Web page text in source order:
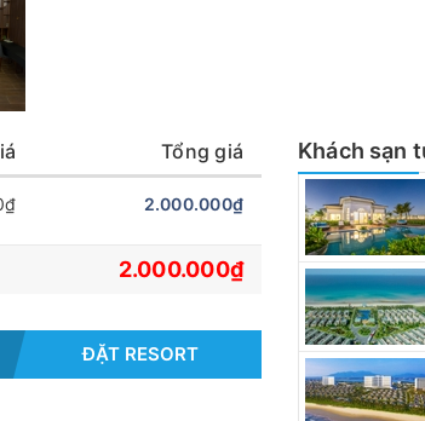
Tổng giá
2.000.000₫
2.000.000₫
ĐẶT RESORT
Khách sạn